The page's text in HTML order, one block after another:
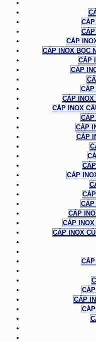
CÁP
CÁP INOX BỌC
CÁP
CÁP
CÁP
CÁP INOX
CÁP INOX
CÁP
CÁP
CÁP
CÁP
CÁP
CÁP
CÁP INOX
CÁP